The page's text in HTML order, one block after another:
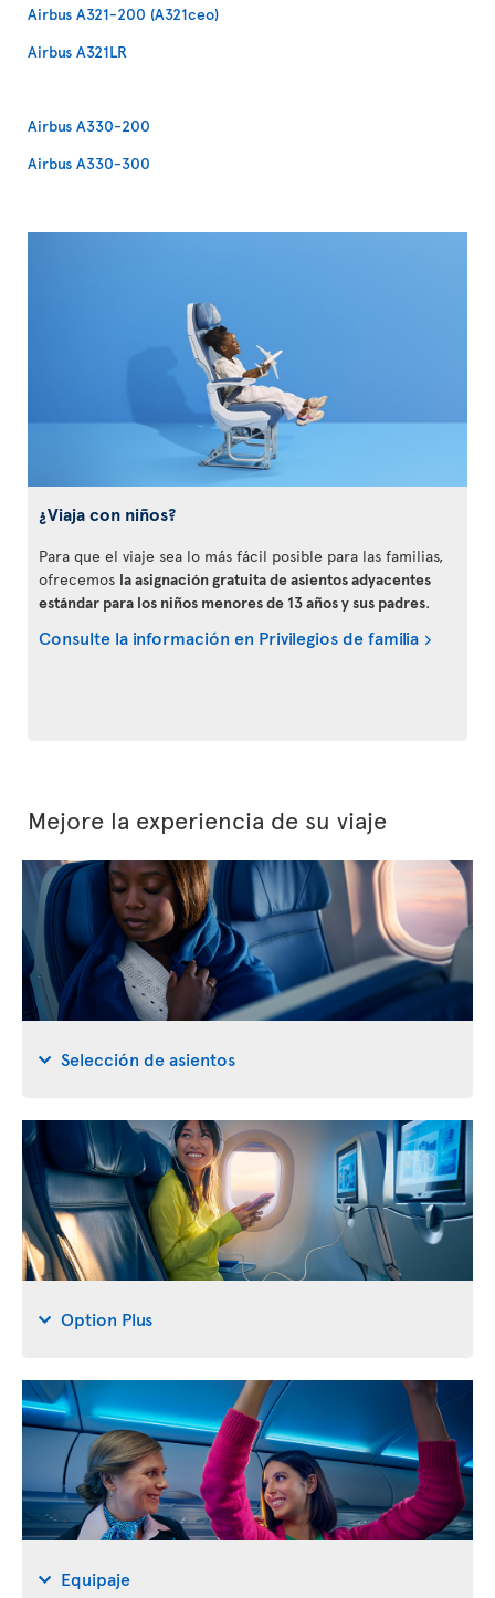
Airbus A321-200 (A321ceo)
Airbus A321LR
Airbus A330-200
Airbus A330-300
¿Viaja con niños?
Para que el viaje sea lo más fácil posible para las familias,
ofrecemos la asignación gratuita de asientos adyacentes
estándar para los niños menores de 13 años y sus padres.
Consulte la información en Privilegios de familia
Mejore la experiencia de su viaje
Selección de asientos
Option Plus
Equipaje